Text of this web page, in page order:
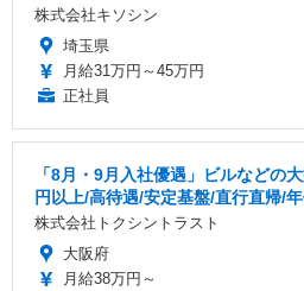
株式会社キソシン
埼玉県
月給31万円～45万円
正社員
「8月・9月入社優遇」ビルなどの
円以上/高待遇/安定基盤/直行直帰/
株式会社トクシントラスト
大阪府
月給38万円～